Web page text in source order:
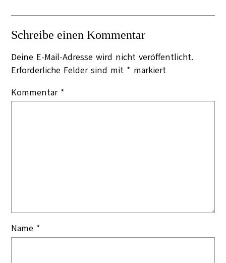
Schreibe einen Kommentar
Deine E-Mail-Adresse wird nicht veröffentlicht.
Erforderliche Felder sind mit * markiert
Kommentar *
Name *